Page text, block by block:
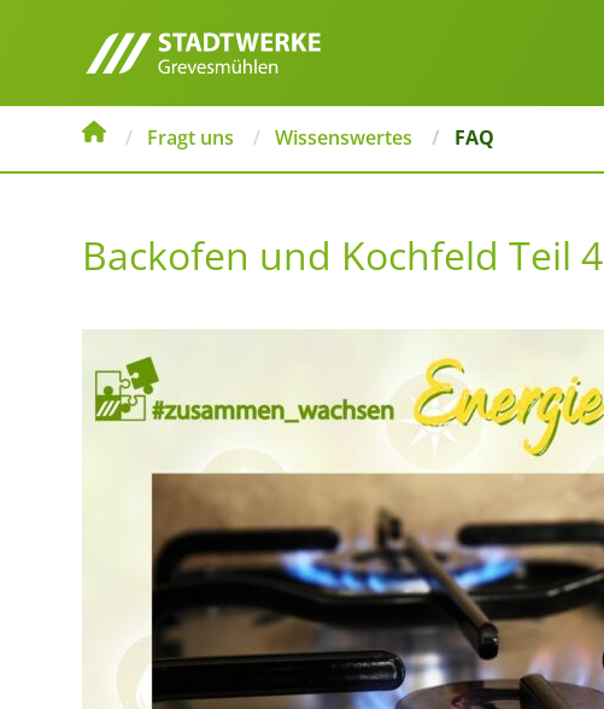
Fragt uns Wissenswertes FAQ
Backofen und Kochfeld Teil 4